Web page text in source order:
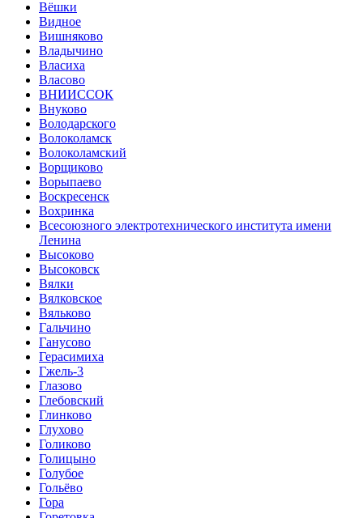
Вёшки
Видное
Вишняково
Владычино
Власиха
Власово
ВНИИССОК
Внуково
Володарского
Волоколамск
Волоколамский
Ворщиково
Ворыпаево
Воскресенск
Вохринка
Всесоюзного электротехнического института имени
Ленина
Высоково
Высоковск
Вялки
Вялковское
Вяльково
Гальчино
Ганусово
Герасимиха
Гжель-3
Глазово
Глебовский
Глинково
Глухово
Голиково
Голицыно
Голубое
Гольёво
Гора